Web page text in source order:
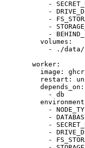
-
-
-
-
-
volumes :
-
./data/
worker :
image :
restart :
depends_on :
- db
environment
-
-
-
-
-